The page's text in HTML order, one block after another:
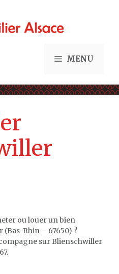
MENU
ou louer un bien
Rhin – 67650) ?
sur Blienschwiller